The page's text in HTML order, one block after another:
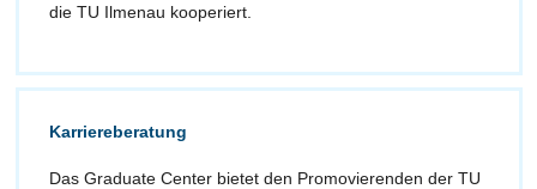
die TU Ilmenau kooperiert.
Karriereberatung
Das Graduate Center bietet den Promovierenden der TU